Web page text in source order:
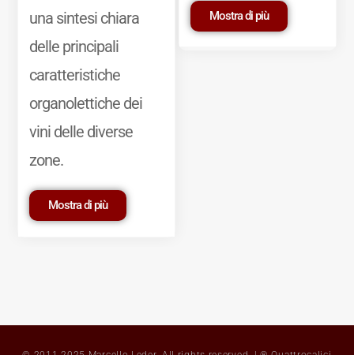
una sintesi chiara
delle principali
caratteristiche
organolettiche dei
vini delle diverse
zone.
Mostra di più
Mostra di più